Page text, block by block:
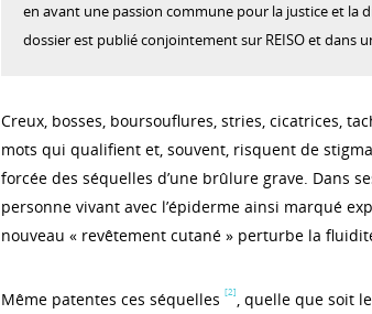
en avant une passion commune pour la justice et la
dossier est publié conjointement sur REISO et dans
Creux, bosses, boursouflures, stries, cicatrices,
mots qui qualifient et, souvent, risquent de
forcée des séquelles d’une brûlure grave. Dans
personne vivant avec l’épiderme ainsi marqué
nouveau « revêtement cutané » perturbe la
Même patentes ces séquelles [2] , quelle que soit